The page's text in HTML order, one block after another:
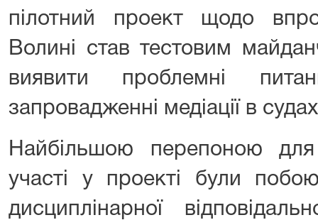
пілотний проект щодо
Волині став тестовим
виявити проблемні
запровадженні медіації в
Найбільшою перепоною
участі у проекті були
дисциплінарної